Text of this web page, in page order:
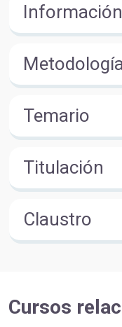
Información
Temario
Titulación
Claustro
Cursos